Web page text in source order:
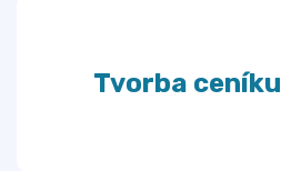
Tvorba ceníku